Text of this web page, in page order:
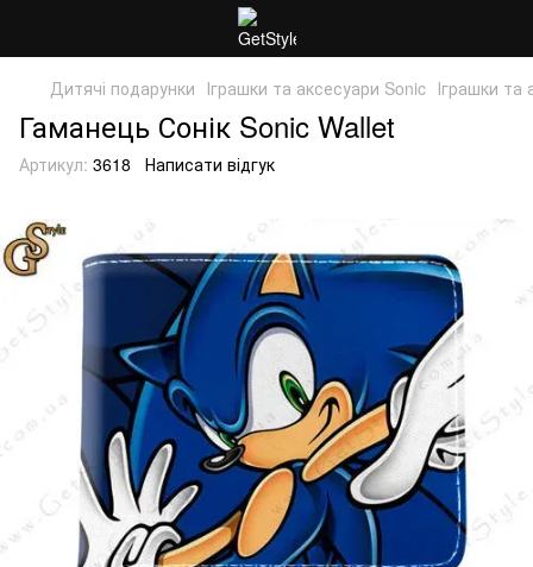
Дитячі подарунки Іграшки та аксесуари Sonic Іграшки та
Гаманець Сонік Sonic Wallet
Артикул: 3618 Написати відгук